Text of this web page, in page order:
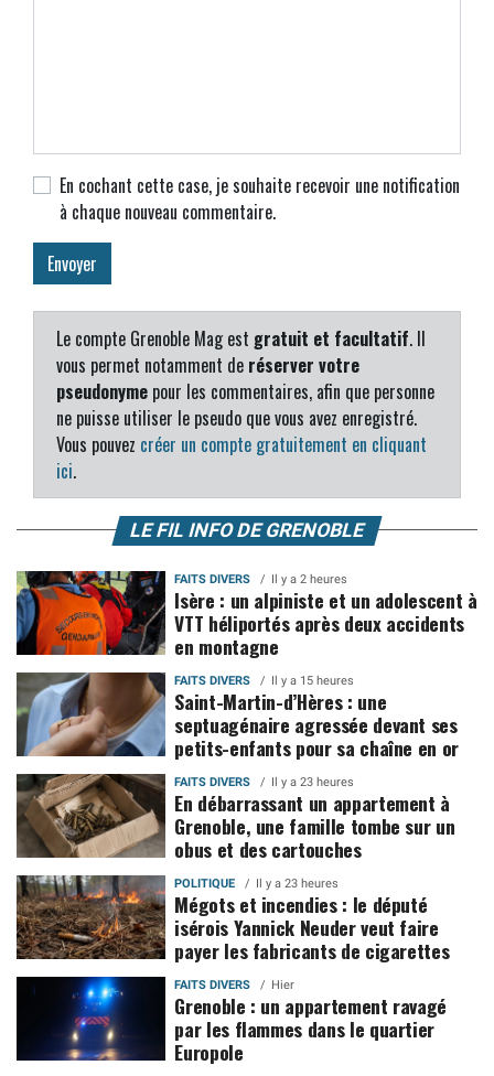
En cochant cette case, je souhaite recevoir une notification
à chaque nouveau commentaire.
Le compte Grenoble Mag est gratuit et facultatif. Il
vous permet notamment de réserver votre
pseudonyme pour les commentaires, afin que personne
ne puisse utiliser le pseudo que vous avez enregistré.
Vous pouvez créer un compte gratuitement en cliquant
ici.
LE FIL INFO DE GRENOBLE
FAITS DIVERS Il y a 2 heures
Isère : un alpiniste et un adolescent à
VTT héliportés après deux accidents
en montagne
FAITS DIVERS Il y a 15 heures
Saint-Martin-d’Hères : une
septuagénaire agressée devant ses
petits-enfants pour sa chaîne en or
FAITS DIVERS Il y a 23 heures
En débarrassant un appartement à
Grenoble, une famille tombe sur un
obus et des cartouches
POLITIQUE Il y a 23 heures
Mégots et incendies : le député
isérois Yannick Neuder veut faire
payer les fabricants de cigarettes
FAITS DIVERS Hier
Grenoble : un appartement ravagé
par les flammes dans le quartier
Europole